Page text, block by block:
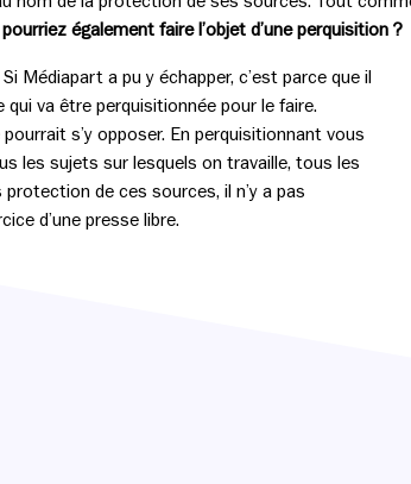
également faire l’objet d’une perquisition ?
Médiapart a pu y échapper, c’est parce que il
qui va être perquisitionnée pour le faire.
s’y opposer. En perquisitionnant vous
les sujets sur lesquels on travaille, tous les
de ces sources, il n’y a pas
d’une presse libre.